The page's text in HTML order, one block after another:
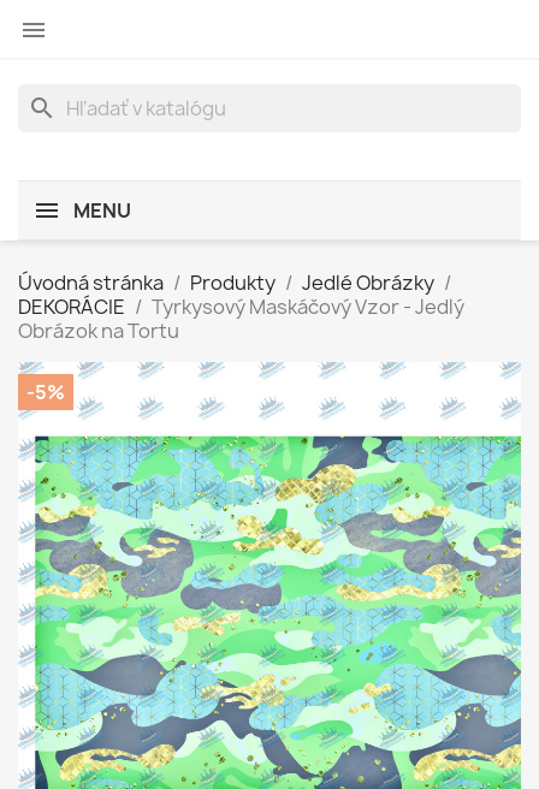

search
MENU
Úvodná stránka Produkty
Jedlé Obrázky
DEKORÁCIE
Tyrkysový Maskáčový Vzor - Jedlý
Obrázok na Tortu
-5%